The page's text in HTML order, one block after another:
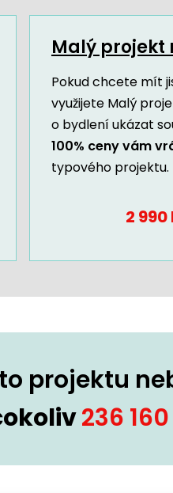
Malý projekt
Pokud chcete mít
využijete Malý
o bydlení ukázat
100% ceny vám
typového projektu.
2 990
projektu
236